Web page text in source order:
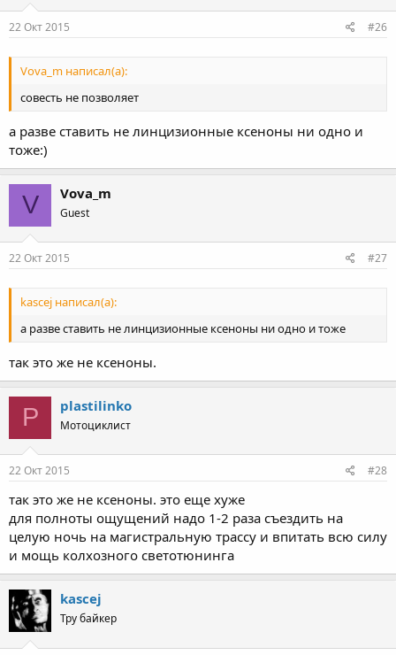
22 Окт 2015 #26
Vova_m написал(а):
совесть не позволяет
а разве ставить не линцизионные ксеноны ни одно и
тоже:)
V Vova_m
Guest
22 Окт 2015 #27
kascej написал(а):
а разве ставить не линцизионные ксеноны ни одно и тоже
так это же не ксеноны.
P plastilinko
Мотоциклист
22 Окт 2015 #28
так это же не ксеноны. это еще хуже
для полноты ощущений надо 1-2 раза съездить на
целую ночь на магистральную трассу и впитать всю силу
и мощь колхозного светотюнинга
kascej
Тру байкер